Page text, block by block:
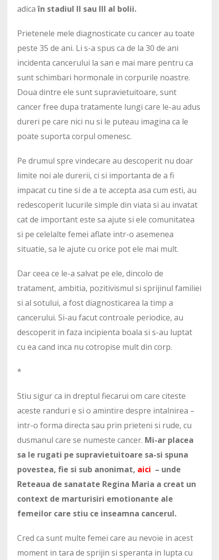
adicaîn stadiul II sau III al bolii.
Prietenele mele diagnosticate cu cancer au toate
peste 35 de ani. Li s-a spus ca de la 30 de ani
incidenta cancerului la san e mai mare pentru ca
sunt schimbari hormonale in corpurile noastre.
Doua dintre ele sunt supravietuitoare, sunt
cancer free dupa tratamente lungi care le-au adus
dureri pe care nici nu si le puteau imagina ca le
poate suporta corpul omenesc.
Pe drumul spre vindecare au descoperit nu doar
limite noi ale durerii, ci si importanta de a fi
impacat cu tine si de a te accepta asa cum esti, au
redescoperit lucurile simple din viata si au invatat
cat de important este sa ajute si ele comunitatea
si pe celelalte femei aflate intr-o asemenea
situatie, sa le ajute cu orice pot ele mai mult.
Dar ceea ce le-a salvat pe ele, dincolo de
tratament, ambitia, pozitivismul si sprijinul familiei
si al sotului, a fost diagnosticarea la timp a
cancerului. Si-au facut controale periodice, au
descoperit in faza incipienta boala si s-au luptat
cu ea cand inca nu cotropise mult din corp.
*
Stiu sigur ca in dreptul fiecarui om care citeste
aceste randuri e si o amintire despre intalnirea –
intr-o forma directa sau prin prieteni si rude, cu
dusmanul care se numeste cancer. Mi-ar placea
sa le rugati pe supravietuitoare sa-si spuna
povestea, fie si sub anonimat, aici – unde
Reteaua de sanatate Regina Maria a creat un
context de marturisiri emotionante ale
femeilor care stiu ce inseamna cancerul.
Cred ca sunt multe femei care au nevoie in acest
moment in tara de sprijin si speranta in lupta cu